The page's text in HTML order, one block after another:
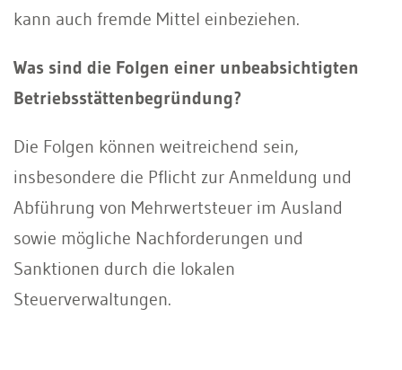
kann auch fremde Mittel einbeziehen.
Was sind die Folgen einer unbeabsichtigten
Betriebsstättenbegründung?
Die Folgen können weitreichend sein,
insbesondere die Pflicht zur Anmeldung und
Abführung von Mehrwertsteuer im Ausland
sowie mögliche Nachforderungen und
Sanktionen durch die lokalen
Steuerverwaltungen.